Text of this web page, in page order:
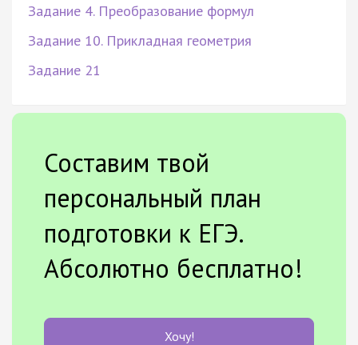
Задание 4. Преобразование формул
Задание 10. Прикладная геометрия
Задание 21
Составим твой
персональный план
подготовки к ЕГЭ.
Абсолютно бесплатно!
Хочу!